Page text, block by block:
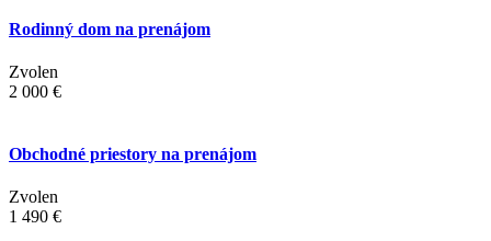
Rodinný dom na prenájom
Zvolen
2 000 €
Obchodné priestory na prenájom
Zvolen
1 490 €